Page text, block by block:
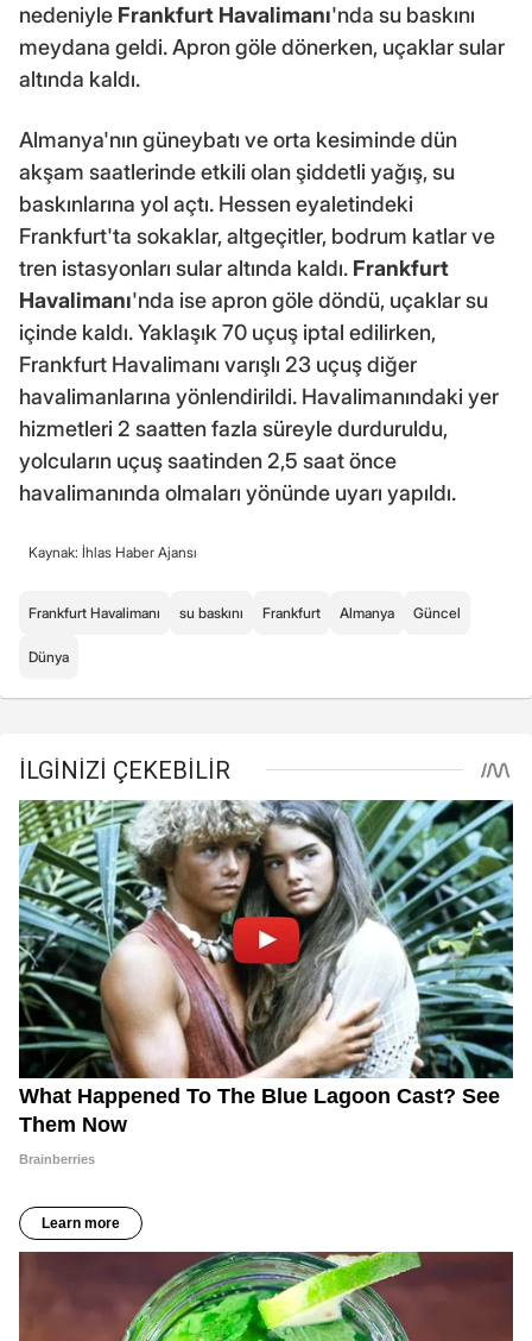
nedeniyle Frankfurt Havalimanı'nda su baskını
meydana geldi. Apron göle dönerken, uçaklar sular
altında kaldı.
Almanya'nın güneybatı ve orta kesiminde dün
akşam saatlerinde etkili olan şiddetli yağış, su
baskınlarına yol açtı. Hessen eyaletindeki
Frankfurt'ta sokaklar, altgeçitler, bodrum katlar ve
tren istasyonları sular altında kaldı. Frankfurt
Havalimanı'nda ise apron göle döndü, uçaklar su
içinde kaldı. Yaklaşık 70 uçuş iptal edilirken,
Frankfurt Havalimanı varışlı 23 uçuş diğer
havalimanlarına yönlendirildi. Havalimanındaki yer
hizmetleri 2 saatten fazla süreyle durduruldu,
yolcuların uçuş saatinden 2,5 saat önce
havalimanında olmaları yönünde uyarı yapıldı.
Kaynak: İhlas Haber Ajansı
Frankfurt Havalimanı su baskını Frankfurt Almanya Güncel
Dünya